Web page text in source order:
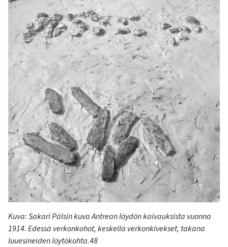
Kuva:Sakari PälsinkuvaAntreanlöydön kaivauksista vuonna
1914. Edessä verkonkohot, keskellä verkonkivekset, takana
luuesineiden löytökohta.48